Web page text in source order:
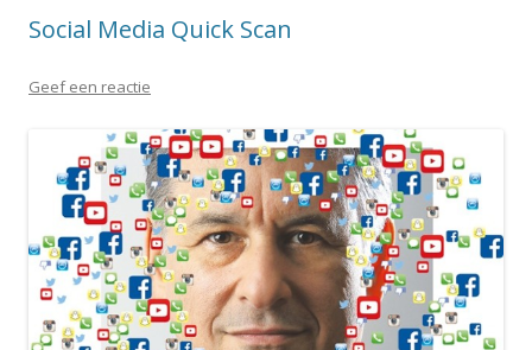
Social Media Quick Scan
Geef een reactie